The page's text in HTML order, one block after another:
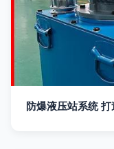
防爆液压站系统